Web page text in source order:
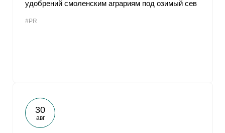
удобрений смоленским аграриям под озимый сев
#PR
30
авг